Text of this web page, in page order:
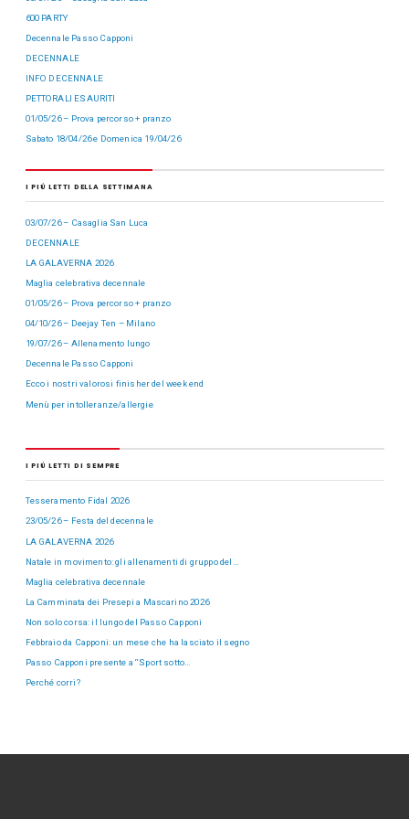
600 PARTY
Decennale Passo Capponi
DECENNALE
INFO DECENNALE
PETTORALI ESAURITI
01/05/26 – Prova percorso + pranzo
Sabato 18/04/26 e Domenica 19/04/26
I PIÙ LETTI DELLA SETTIMANA
03/07/26 – Casaglia San Luca
DECENNALE
LA GALAVERNA 2026
Maglia celebrativa decennale
01/05/26 – Prova percorso + pranzo
04/10/26 – Deejay Ten – Milano
19/07/26 – Allenamento lungo
Decennale Passo Capponi
Ecco i nostri valorosi finisher del week end
Menù per intolleranze/allergie
I PIÙ LETTI DI SEMPRE
Tesseramento Fidal 2026
23/05/26 – Festa del decennale
LA GALAVERNA 2026
Natale in movimento: gli allenamenti di gruppo del…
Maglia celebrativa decennale
La Camminata dei Presepi a Mascarino 2026
Non solo corsa: il lungo del Passo Capponi
Febbraio da Capponi: un mese che ha lasciato il segno
Passo Capponi presente a “Sport sotto…
Perché corri?